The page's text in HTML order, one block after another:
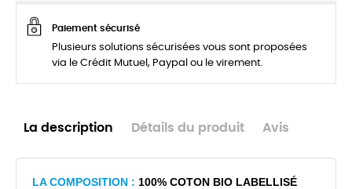
Paiement sécurisé
Plusieurs solutions sécurisées vous sont proposées
via le Crédit Mutuel, Paypal ou le virement.
La description Détails du produit Avis
LA COMPOSITION : 100% COTON BIO LABELLISÉ